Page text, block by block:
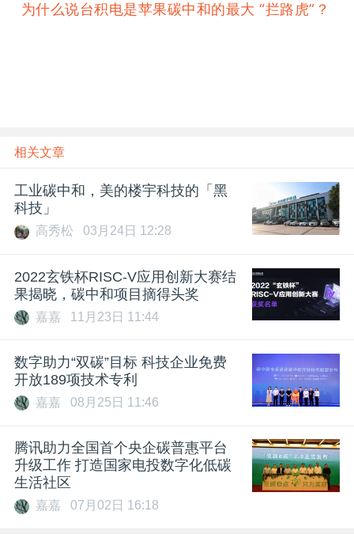
为什么说台积电是苹果碳中和的最大 “拦路虎”？
相关文章
工业碳中和，美的楼宇科技的「黑
科技」
高秀松 03月24日 12:28
2022玄铁杯RISC-V应用创新大赛结
果揭晓，碳中和项目摘得头奖
嘉嘉 11月23日 11:44
数字助力“双碳”目标 科技企业免费
开放189项技术专利
嘉嘉 08月25日 11:46
腾讯助力全国首个央企碳普惠平台
升级工作 打造国家电投数字化低碳
生活社区
嘉嘉 07月02日 16:18